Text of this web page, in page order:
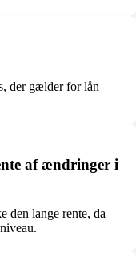
der gælder for lån
af ændringer i
den lange rente, da